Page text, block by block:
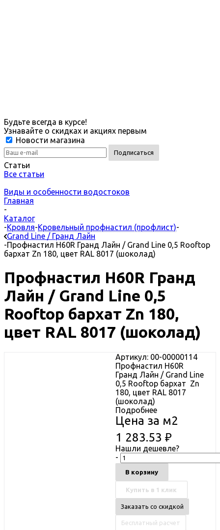
Будьте всегда в курсе!
Узнавайте о скидках и акциях первым
Новости магазина
Статьи
Все статьи
Виды и особенности водостоков
Главная
-
Каталог
-Кровля-Кровельный профнастил (профлист)-
Grand Line / Гранд Лайн
-Профнастил H60R Гранд Лайн / Grand Line 0,5 Rooftop
бархат Zn 180, цвет RAL 8017 (шоколад)
Профнастил H60R Гранд
Лайн / Grand Line 0,5
Rooftop бархат Zn 180,
цвет RAL 8017 (шоколад)
Артикул: 00-00000114
Профнастил H60R
Гранд Лайн / Grand Line
0,5 Rooftop бархат Zn
180, цвет RAL 8017
(шоколад)
Подробнее
Цена за м2
1 283.53 ₽
Нашли дешевле?
-
В корзину
Купить в 1 клик
Заказать со скидкой
Бесплатный расчет